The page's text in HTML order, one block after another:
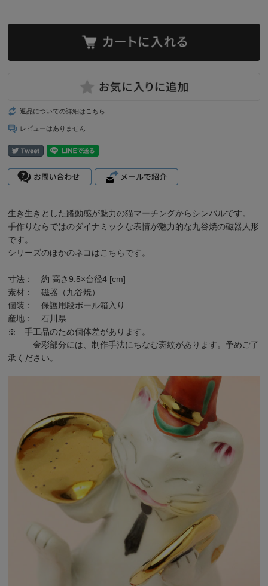
返品についての詳細はこちら
レビューはありません
生き生きとした躍動感が魅力の猫マーチングからシンバルです。
手作りならではのダイナミックな表情が魅力的な九谷焼の磁器人形
です。
シリーズのほかのネコは こちらです。
寸法： 約 高さ9.5×台径4 [cm]
素材： 磁器（九谷焼）
個装： 保護用段ボール箱入り
産地： 石川県
※ 手工品のため個体差があります。
金彩部分には、制作手法にちなむ斑紋があります。予めご了
承ください。